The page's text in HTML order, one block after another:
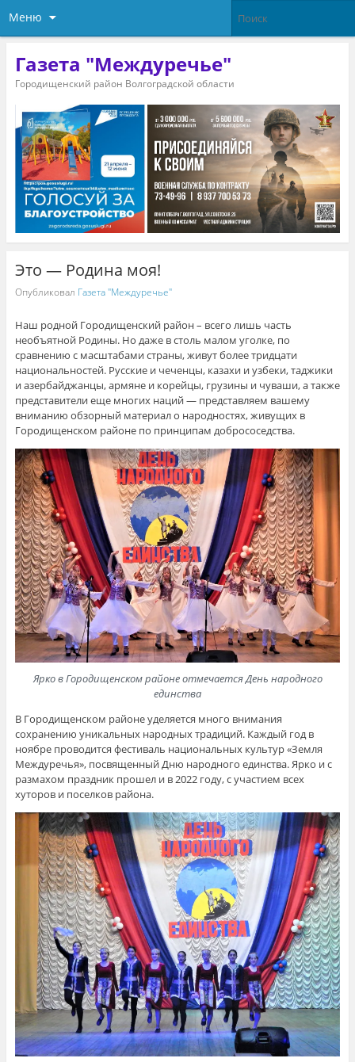
Меню
Газета "Междуречье"
Городищенский район Волгоградской области
Это — Родина моя!
Опубликовал Газета "Междуречье"
Наш родной Городищенский район – всего лишь часть
необъятной Родины. Но даже в столь малом уголке, по
сравнению с масштабами страны, живут более тридцати
национальностей. Русские и чеченцы, казахи и узбеки, таджики
и азербайджанцы, армяне и корейцы, грузины и чуваши, а также
представители еще многих наций — представляем вашему
вниманию обзорный материал о народностях, живущих в
Городищенском районе по принципам добрососедства.
Ярко в Городищенском районе отмечается День народного
единства
В Городищенском районе уделяется много внимания
сохранению уникальных народных традиций. Каждый год в
ноябре проводится фестиваль национальных культур «Земля
Междуречья», посвященный Дню народного единства. Ярко и с
размахом праздник прошел и в 2022 году, с участием всех
хуторов и поселков района.